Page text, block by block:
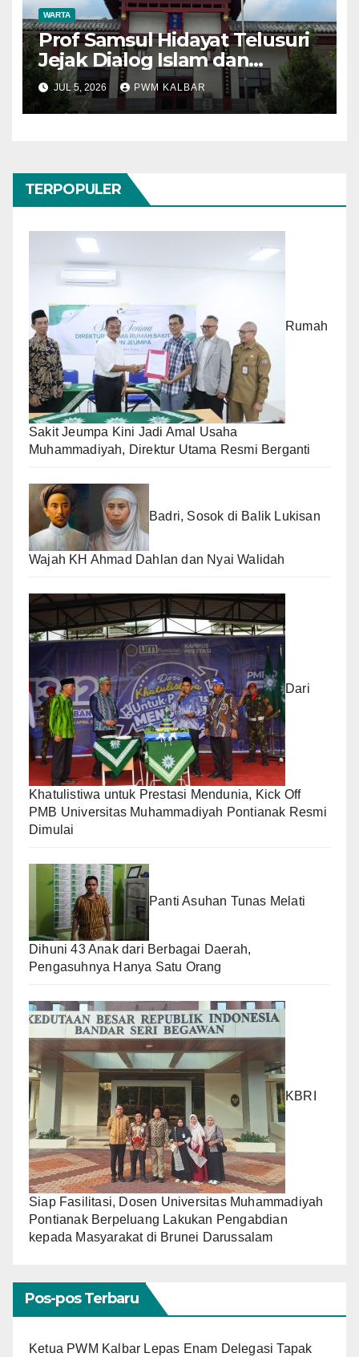
WARTA
Prof Samsul Hidayat Telusuri
Jejak Dialog Islam dan
Konfusianisme di Kota
Konfusius
JUL 5, 2026 PWM KALBAR
TERPOPULER
Rumah
Sakit Jeumpa Kini Jadi Amal Usaha
Muhammadiyah, Direktur Utama Resmi Berganti
Badri, Sosok di Balik Lukisan
Wajah KH Ahmad Dahlan dan Nyai Walidah
Dari
Khatulistiwa untuk Prestasi Mendunia, Kick Off
PMB Universitas Muhammadiyah Pontianak Resmi
Dimulai
Panti Asuhan Tunas Melati
Dihuni 43 Anak dari Berbagai Daerah,
Pengasuhnya Hanya Satu Orang
KBRI
Siap Fasilitasi, Dosen Universitas Muhammadiyah
Pontianak Berpeluang Lakukan Pengabdian
kepada Masyarakat di Brunei Darussalam
Pos-pos Terbaru
Ketua PWM Kalbar Lepas Enam Delegasi Tapak